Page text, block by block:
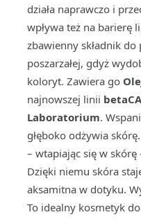
działa naprawczo i
wpływa też na barierę
zbawienny składnik
poszarzałej, gdyż
koloryt. Zawiera go
najnowszej linii
Laboratorium.
głęboko odżywia
– wtapiając się w
Dzięki niemu skóra
aksamitna w dotyku.
To idealny kosmetyk